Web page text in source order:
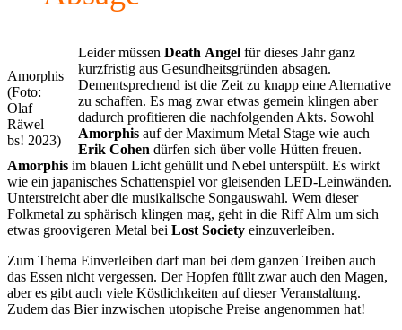
Amorphis
(Foto:
Olaf
Räwel
bs! 2023)
Leider müssen Death Angel für dieses Jahr ganz
kurzfristig aus Gesundheitsgründen absagen.
Dementsprechend ist die Zeit zu knapp eine Alternative
zu schaffen. Es mag zwar etwas gemein klingen aber
dadurch profitieren die nachfolgenden Akts. Sowohl
Amorphis auf der Maximum Metal Stage wie auch
Erik Cohen dürfen sich über volle Hütten freuen.
Amorphis im blauen Licht gehüllt und Nebel unterspült. Es wirkt
wie ein japanisches Schattenspiel vor gleisenden LED-Leinwänden.
Unterstreicht aber die musikalische Songauswahl. Wem dieser
Folkmetal zu sphärisch klingen mag, geht in die Riff Alm um sich
etwas groovigeren Metal bei Lost Society einzuverleiben.
Zum Thema Einverleiben darf man bei dem ganzen Treiben auch
das Essen nicht vergessen. Der Hopfen füllt zwar auch den Magen,
aber es gibt auch viele Köstlichkeiten auf dieser Veranstaltung.
Zudem das Bier inzwischen utopische Preise angenommen hat!